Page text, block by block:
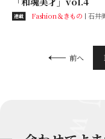
連載 Fashion＆きもの 石井
前へ 1